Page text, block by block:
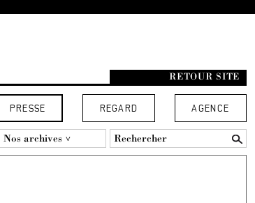
RETOUR SITE
AGENCE
PRESSE REGARD
Nos archives